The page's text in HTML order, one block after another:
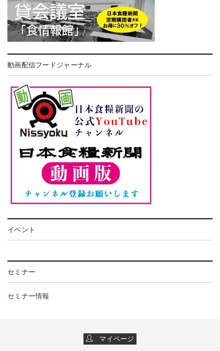
動画配信フードジャーナル
イベント
セミナー
セミナー情報
マイページ